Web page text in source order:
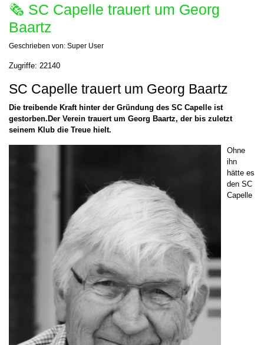
🗞 SC Capelle trauert um Georg
Baartz
Geschrieben von: Super User
Zugriffe: 22140
SC Capelle trauert um Georg Baartz
Die treibende Kraft hinter der Gründung des SC Capelle ist
gestorben.Der Verein trauert um Georg Baartz, der bis zuletzt
seinem Klub die Treue hielt.
Ohne
ihn
hätte es
den SC
Capelle